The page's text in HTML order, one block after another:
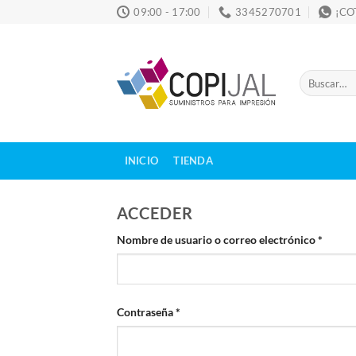
09:00 - 17:00 3345270701
Buscar
por:
INICIO TIENDA
ACCEDER
Nombre de usuario o correo electrónico*
Contraseña*